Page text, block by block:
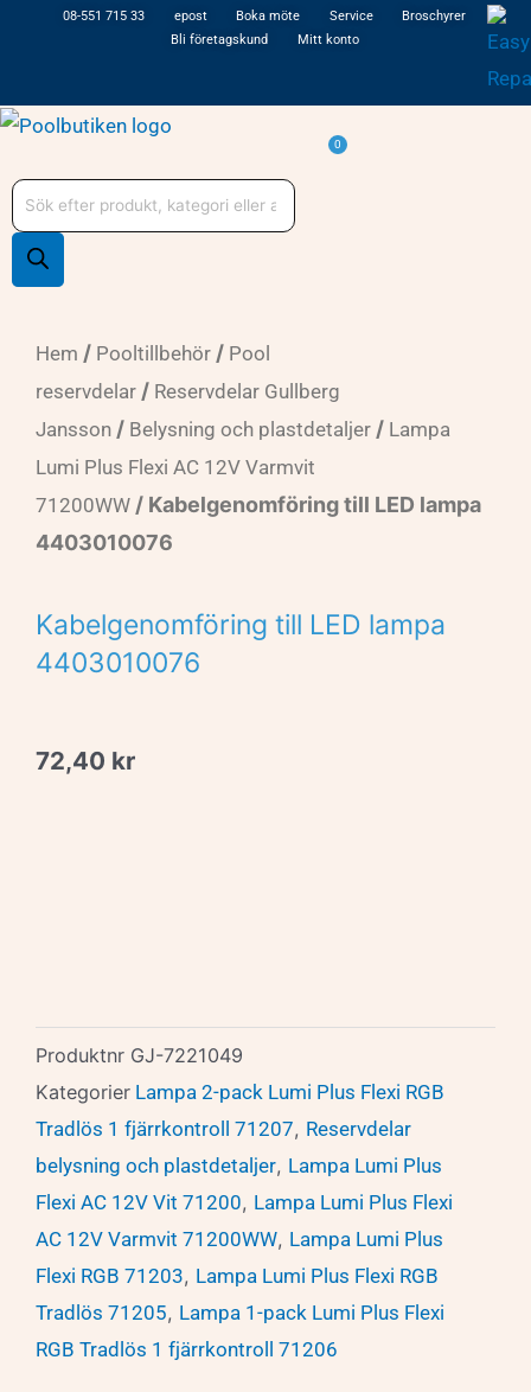
08-551 715 33 epost Boka möte Service
Broschyrer
Bli företagskund
Mitt konto
0
Varukorg
Produktsökning
Hem / Pooltillbehör / Pool
reservdelar / Reservdelar Gullberg
Jansson / Belysning och plastdetaljer / Lampa
Lumi Plus Flexi AC 12V Varmvit
71200WW / Kabelgenomföring till LED lampa
4403010076
Kabelgenomföring till LED lampa
4403010076
72,40 kr
Produktnr GJ-7221049
Kategorier Lampa 2-pack Lumi Plus Flexi RGB
Tradlös 1 fjärrkontroll 71207, Reservdelar
belysning och plastdetaljer, Lampa Lumi Plus
Flexi AC 12V Vit 71200, Lampa Lumi Plus Flexi
AC 12V Varmvit 71200WW, Lampa Lumi Plus
Flexi RGB 71203, Lampa Lumi Plus Flexi RGB
Tradlös 71205, Lampa 1-pack Lumi Plus Flexi
RGB Tradlös 1 fjärrkontroll 71206